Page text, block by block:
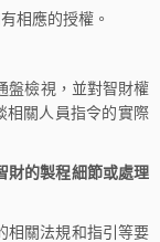
相應的授權。
檢視，並對智財權
相關人員指令的實際
財的製程細節或處理
關法規和指引等要